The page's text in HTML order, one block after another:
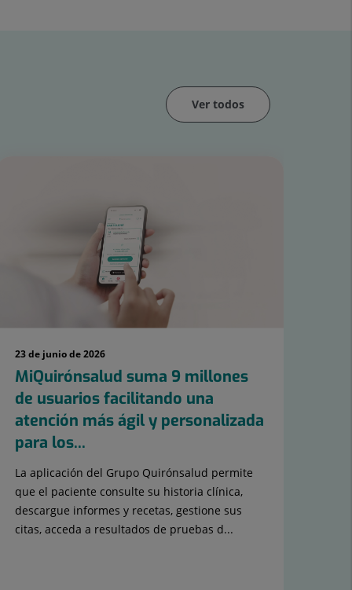
23 de junio de 2026
MiQuirónsalud suma 9 millones
de usuarios facilitando una
atención más ágil y personalizada
para los...
La aplicación del Grupo Quirónsalud permite
que el paciente consulte su historia clínica,
descargue informes y recetas, gestione sus
citas, acceda a resultados de pruebas d...
Ver todos